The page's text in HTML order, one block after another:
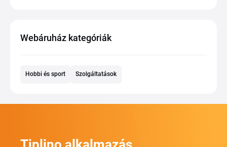
Webáruház kategóriák
Hobbi és sport Szolgáltatások